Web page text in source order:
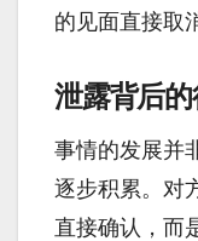
的见面直接取
泄露背后
事情的发展并
逐步积累。对
直接确认，而